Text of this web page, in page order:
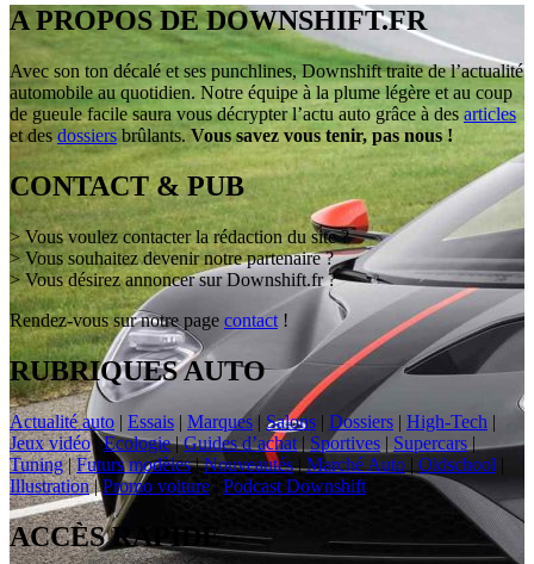
A PROPOS DE DOWNSHIFT.FR
Avec son ton décalé et ses punchlines, Downshift traite de l’actualité
automobile au quotidien. Notre équipe à la plume légère et au coup
de gueule facile saura vous décrypter l’actu auto grâce à des articles
et des dossiers brûlants. Vous savez vous tenir, pas nous !
CONTACT & PUB
> Vous voulez contacter la rédaction du site ?
> Vous souhaitez devenir notre partenaire ?
> Vous désirez annoncer sur Downshift.fr ?
Rendez-vous sur notre page contact !
RUBRIQUES AUTO
Actualité auto | Essais | Marques |Salons | Dossiers | High-Tech |
Jeux vidéo|Ecologie|Guides d’achat | Sportives | Supercars |
Tuning|Futurs modèles|Nouveautés|Marché Auto | Oldschool |
Illustration|Promo voiture Podcast Downshift
ACCÈS RAPIDE